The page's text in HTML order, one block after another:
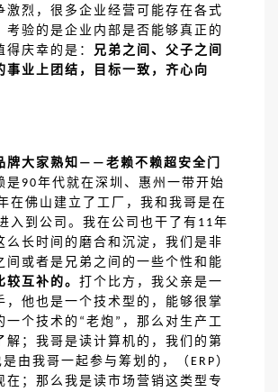
激烈，很多企业经营可能存在各式
考验的是企业内部是否能够真正的
得庆幸的是：
兄弟之间、父子之间
事业上团结，目标一致，齐心向
牌大家熟知 —— 老赖不赖超安全门
是90年代就在深圳、惠州一带开始
在佛山建立了工厂，我和我哥是在
入到公司。我在公司也干了有 11年
么长时间的磨合和沉淀，我们是非
间或者是兄弟之间的一些个性和能
较互补的。 打个比方，我父亲是一
，他也是一个技术型的，能够很掌
一个技术的 “ 老炮 ” ，那么对生产工
解；我哥是读计算机的，我们的第
是由我哥一起参与筹划的，（ ERP ）
在；那么我是读市场营销这类型专